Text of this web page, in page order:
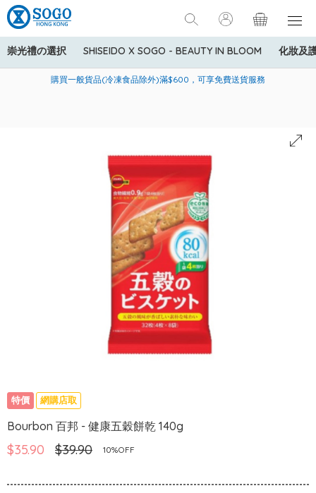
崇光禮の選択 SHISEIDO X SOGO - BEAUTY IN BLOOM 化妝及
美國運通Explorer®信用卡會員購物禮遇：高達5%簽賬回贈！
購買一般貨品(冷凍食品除外)滿$600，可享免費送貨服務
寄送中國內地服務只適用於指定商品，若訂單金額少於HK$600(折
特價 網購店取
Bourbon 百邦 - 健康五穀餅乾 140g
$35.90 $39.90 10%OFF